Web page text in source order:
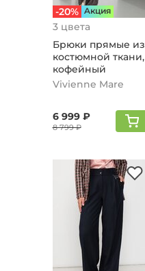
-20% Aкция
3 цвета
Брюки прямые из
костюмной ткани,
кофейный
Vivienne Mare
6 999 ₽
8 799 ₽